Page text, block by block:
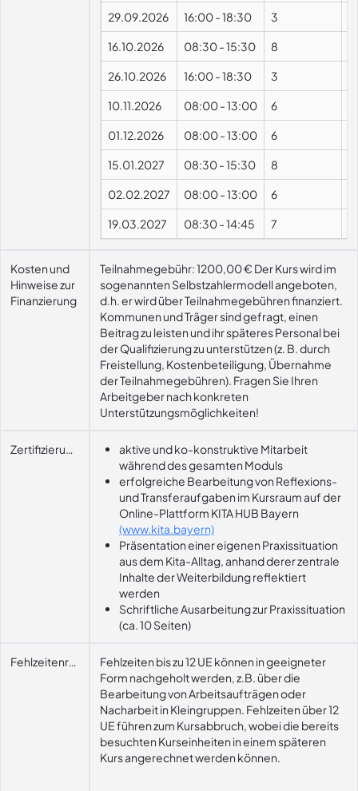
29.09.2026 16:00-18:30 3
16.10.2026 08:30-15:30 8
26.10.2026 16:00-18:30 3
10.11.2026 08:00-13:00 6
01.12.2026 08:00-13:00 6
15.01.2027 08:30-15:30 8
02.02.2027 08:00-13:00 6
19.03.2027 08:30-14:45 7
Kosten und
Hinweise zur
Finanzierung
Teilnahmegebühr: 1200,00 € Der Kurs wird im
sogenannten Selbstzahlermodell angeboten,
d.h. er wird über Teilnahmegebühren finanziert.
Kommunen und Träger sind gefragt, einen
Beitrag zu leisten und ihr späteres Personal bei
der Qualifizierung zu unterstützen (z. B. durch
Freistellung, Kostenbeteiligung, Übernahme
der Teilnahmegebühren). Fragen Sie Ihren
Arbeitgeber nach konkreten
Unterstützungsmöglichkeiten!
Zertifizierungsvoraussetzungaktive und ko-konstruktive Mitarbeit
während des gesamten Moduls
erfolgreiche Bearbeitung von Reflexions-
und Transferaufgaben im Kursraum auf der
Online-Plattform KITA HUB Bayern
(www.kita.bayern)
Präsentation einer eigenen Praxissituation
aus dem Kita-Alltag, anhand derer zentrale
Inhalte der Weiterbildung reflektiert
werden
Schriftliche Ausarbeitung zur Praxissituation
(ca. 10 Seiten)
FehlzeitenregelungFehlzeiten bis zu 12 UE können in geeigneter
Form nachgeholt werden, z.B. über die
Bearbeitung von Arbeitsaufträgen oder
Nacharbeit in Kleingruppen. Fehlzeiten über 12
UE führen zum Kursabbruch, wobei die bereits
besuchten Kurseinheiten in einem späteren
Kurs angerechnet werden können.